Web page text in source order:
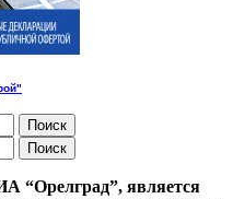
“Орелград”, является